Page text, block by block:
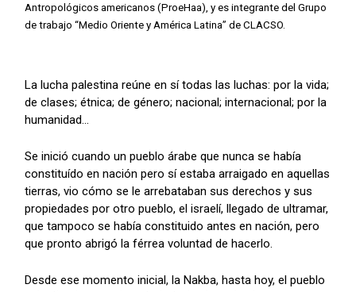
Antropológicos americanos (ProeHaa), y es integrante del Grupo
de trabajo “Medio Oriente y América Latina” de CLACSO.
La lucha palestina reúne en sí todas las luchas: por la vida;
de clases; étnica; de género; nacional; internacional; por la
humanidad…
Se inició cuando un pueblo árabe que nunca se había
constituído en nación pero sí estaba arraigado en aquellas
tierras, vio cómo se le arrebataban sus derechos y sus
propiedades por otro pueblo, el israelí, llegado de ultramar,
que tampoco se había constituido antes en nación, pero
que pronto abrigó la férrea voluntad de hacerlo.
Desde ese momento inicial, la Nakba, hasta hoy, el pueblo